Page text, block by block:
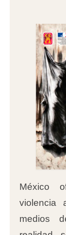
México
violencia
medios